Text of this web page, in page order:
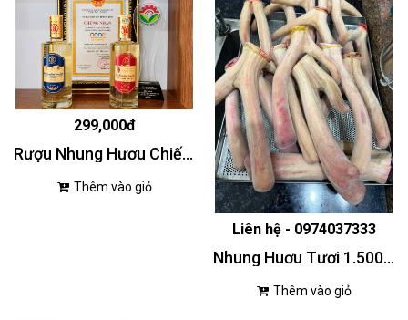
299,000đ
Rượu Nhung Hươu Chiến Sơn 500ml
Thêm vào giỏ
Liên hệ - 0974037333
Nhung Huơu Tươi 1.500.000/100gr
Thêm vào giỏ